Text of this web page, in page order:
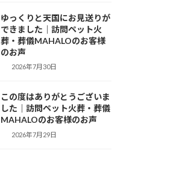
ゆっくりと天国にお見送りが
できました｜訪問ペット火
葬・葬儀MAHALOのお客様
のお声
2026年7月30日
この度はありがとうございま
した｜訪問ペット火葬・葬儀
MAHALOのお客様のお声
2026年7月29日